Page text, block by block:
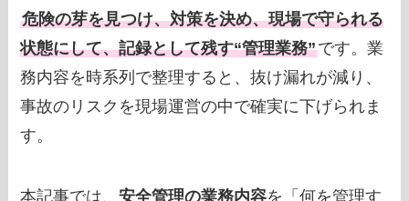
危険の芽を見つけ、対策を決め、現場で守られる
状態にして、記録として残す“管理業務”です。業
務内容を時系列で整理すると、抜け漏れが減り、
事故のリスクを現場運営の中で確実に下げられま
す。
本記事では、安全管理の業務内容を「何を管理す